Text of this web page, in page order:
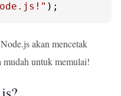
);
akan mencetak
untuk memulai!